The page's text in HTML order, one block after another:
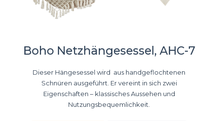
Boho Netzhängesessel, AHC-7
Dieser Hängesessel wird aus handgeflochtenen
Schnüren ausgeführt. Er vereint in sich zwei
Eigenschaften – klassisches Aussehen und
Nutzungsbequemlichkeit.